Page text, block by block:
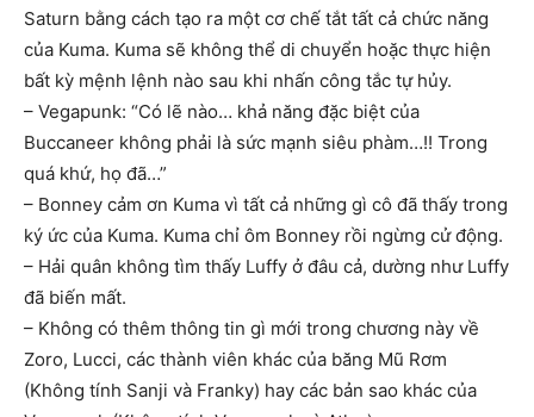
Saturn bằng cách tạo ra một cơ chế tắt tất cả chức năng
của Kuma. Kuma sẽ không thể di chuyển hoặc thực hiện
bất kỳ mệnh lệnh nào sau khi nhấn công tắc tự hủy.
– Vegapunk: “Có lẽ nào… khả năng đặc biệt của
Buccaneer không phải là sức mạnh siêu phàm…!! Trong
quá khứ, họ đã…”
– Bonney cảm ơn Kuma vì tất cả những gì cô đã thấy trong
ký ức của Kuma. Kuma chỉ ôm Bonney rồi ngừng cử động.
– Hải quân không tìm thấy Luffy ở đâu cả, dường như Luffy
đã biến mất.
– Không có thêm thông tin gì mới trong chương này về
Zoro, Lucci, các thành viên khác của băng Mũ Rơm
(Không tính Sanji và Franky) hay các bản sao khác của